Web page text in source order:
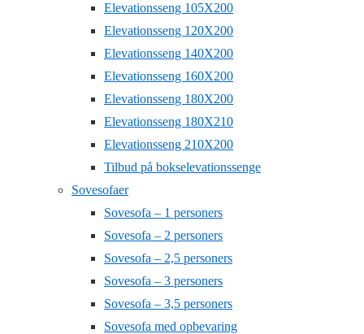
Elevationsseng 105X200
Elevationsseng 120X200
Elevationsseng 140X200
Elevationsseng 160X200
Elevationsseng 180X200
Elevationsseng 180X210
Elevationsseng 210X200
Tilbud på bokselevationssenge
Sovesofaer
Sovesofa – 1 personers
Sovesofa – 2 personers
Sovesofa – 2,5 personers
Sovesofa – 3 personers
Sovesofa – 3,5 personers
Sovesofa med opbevaring